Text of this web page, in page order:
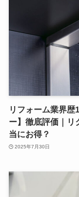
リフォーム業界歴
ー】徹底評価｜リ
当にお得？
2025年7月30日